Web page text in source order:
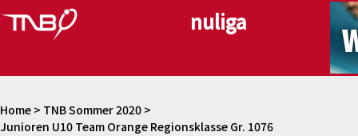
Junioren U10 Team Orange Regionsklasse Gr. 1076
Home > TNB Sommer 2020 >